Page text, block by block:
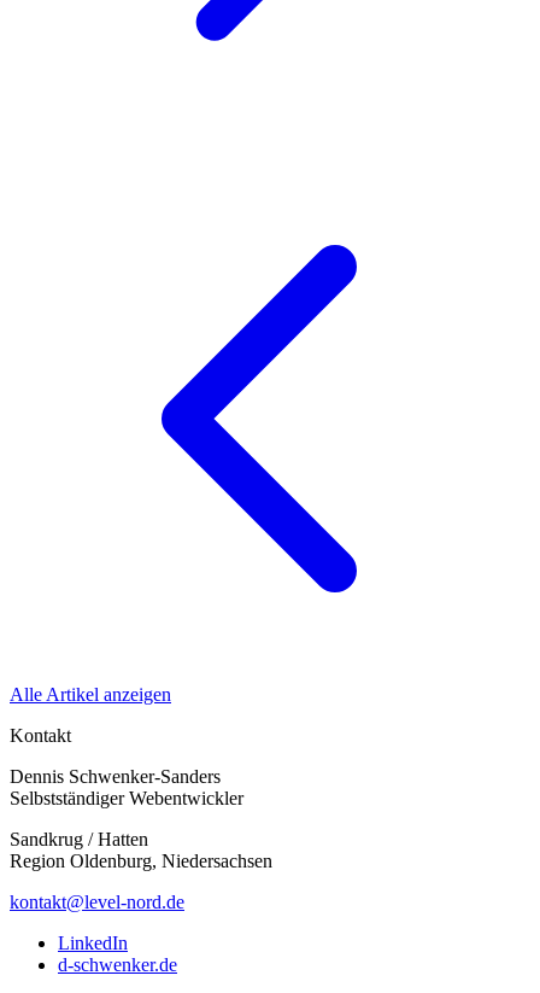
Alle Artikel anzeigen
Kontakt
Dennis Schwenker-Sanders
Selbstständiger Webentwickler
Sandkrug / Hatten
Region Oldenburg, Niedersachsen
kontakt@level-nord.de
LinkedIn
d-schwenker.de